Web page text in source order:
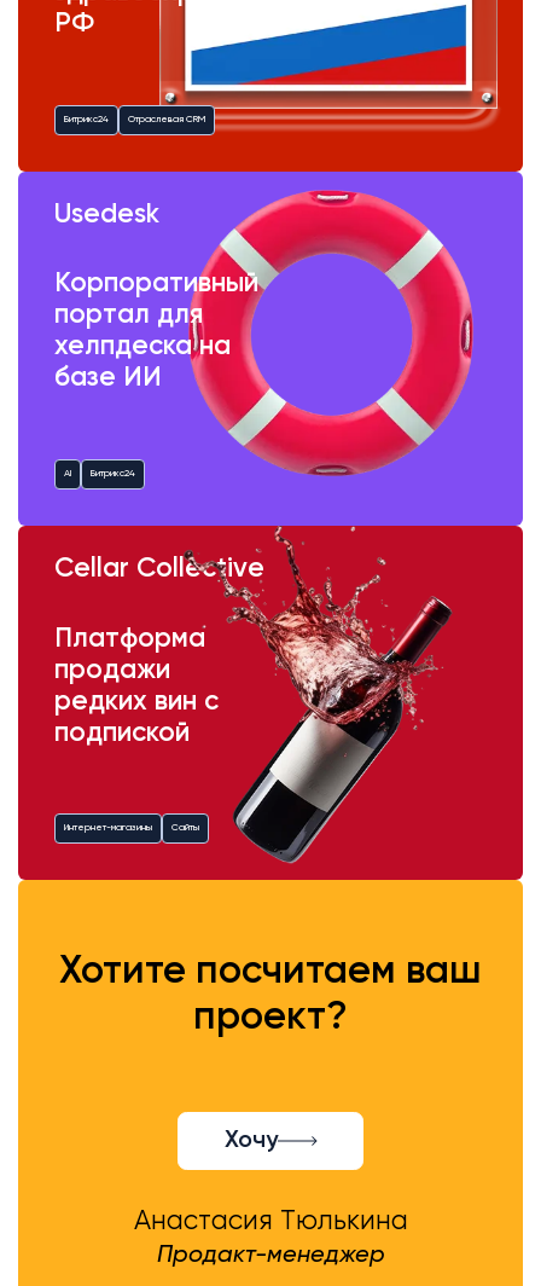
РФ
Битрикс24 Отраслевая CRM
Usedesk
Корпоративный
портал для
хелпдеска на
базе ИИ
AI Битрикс24
Cellar Collective
Платформа
продажи
редких вин с
подпиской
Интернет-магазины Сайты
Хотите посчитаем ваш
проект?
Хочу
Анастасия Тюлькина
Продакт-менеджер